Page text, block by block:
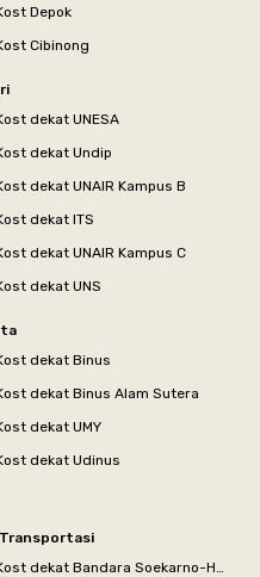
Depok
Cibinong
dekat UNESA
dekat Undip
dekat UNAIR Kampus B
dekat ITS
dekat UNAIR Kampus C
dekat UNS
dekat Binus
dekat Binus Alam Sutera
dekat UMY
dekat Udinus
Kost dekat Bandara Soekarno-Hatta